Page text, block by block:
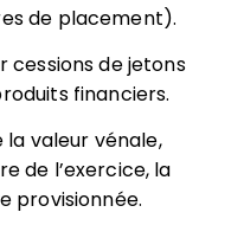
de placement).
cessions de jetons
financiers.
la valeur vénale,
de l’exercice, la
provisionnée.